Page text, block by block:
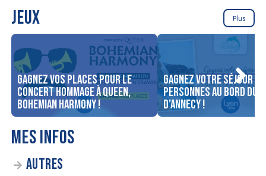
JEUX Plus
Gagnez vos places pour le
concert Hommage à Queen,
Bohemian Harmony !
Gagnez votre séjour
personnes au bord du
d’Annecy !
MES INFOS
AUTRES